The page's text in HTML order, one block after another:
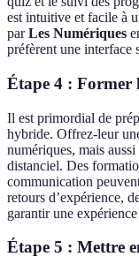
est intuitive et facile à
parLes Numériques
préfèrent une interface
Étape 4 : Former
Il est primordial de
hybride. Offrez-leur
numériques, mais
distanciel. Des
communication
retours d’expérience,
garantir une
Étape 5 : Mettre